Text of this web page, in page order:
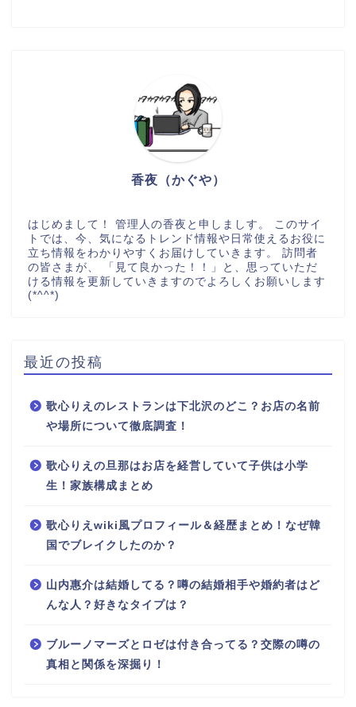
香夜（かぐや）
はじめまして！ 管理人の香夜と申しましす。 このサイ
トでは、今、気になるトレンド情報や日常使えるお役に
立ち情報をわかりやすくお届けしていきます。 訪問者
の皆さまが、 「見て良かった！！」と、思っていただ
ける情報を更新していきますのでよろしくお願いします
(*^^*)
最近の投稿
歌心りえのレストランは下北沢のどこ？お店の名前
や場所について徹底調査！
歌心りえの旦那はお店を経営していて子供は小学
生！家族構成まとめ
歌心りえwiki風プロフィール＆経歴まとめ！なぜ韓
国でブレイクしたのか？
山内惠介は結婚してる？噂の結婚相手や婚約者はど
んな人？好きなタイプは？
ブルーノマーズとロゼは付き合ってる？交際の噂の
真相と関係を深掘り！